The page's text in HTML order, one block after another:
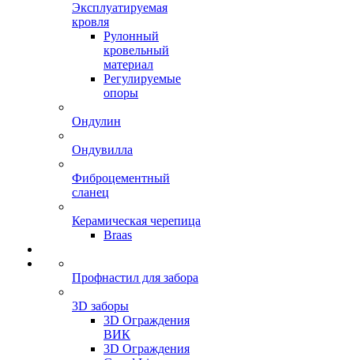
Эксплуатируемая
кровля
Рулонный
кровельный
материал
Регулируемые
опоры
Ондулин
Ондувилла
Фиброцементный
сланец
Керамическая черепица
Braas
Профнастил для забора
3D заборы
3D Ограждения
ВИК
3D Ограждения